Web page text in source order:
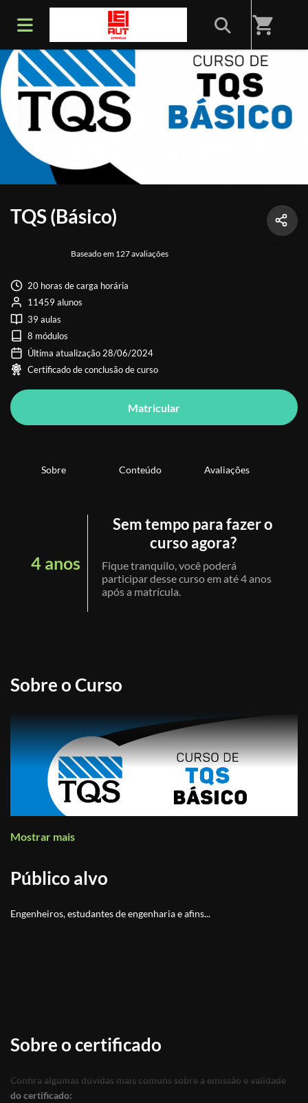
shopping_cart
TQS (Básico)
Baseado em 127 avaliações
20 horas de carga horária
11459 alunos
39 aulas
8 módulos
Última atualização 28/06/2024
Certificado de conclusão de curso
Matricular
Sobre Conteúdo Avaliações
4 anos
Sem tempo para fazer o
curso agora?
Fique tranquilo, você poderá
participar desse curso em até 4 anos
após a matrícula.
Sobre o Curso
Mostrar mais
Público alvo
Engenheiros, estudantes de engenharia e afins...
Sobre o certificado
Confira algumas dúvidas mais comuns sobre a emissão e validade
do certificado: